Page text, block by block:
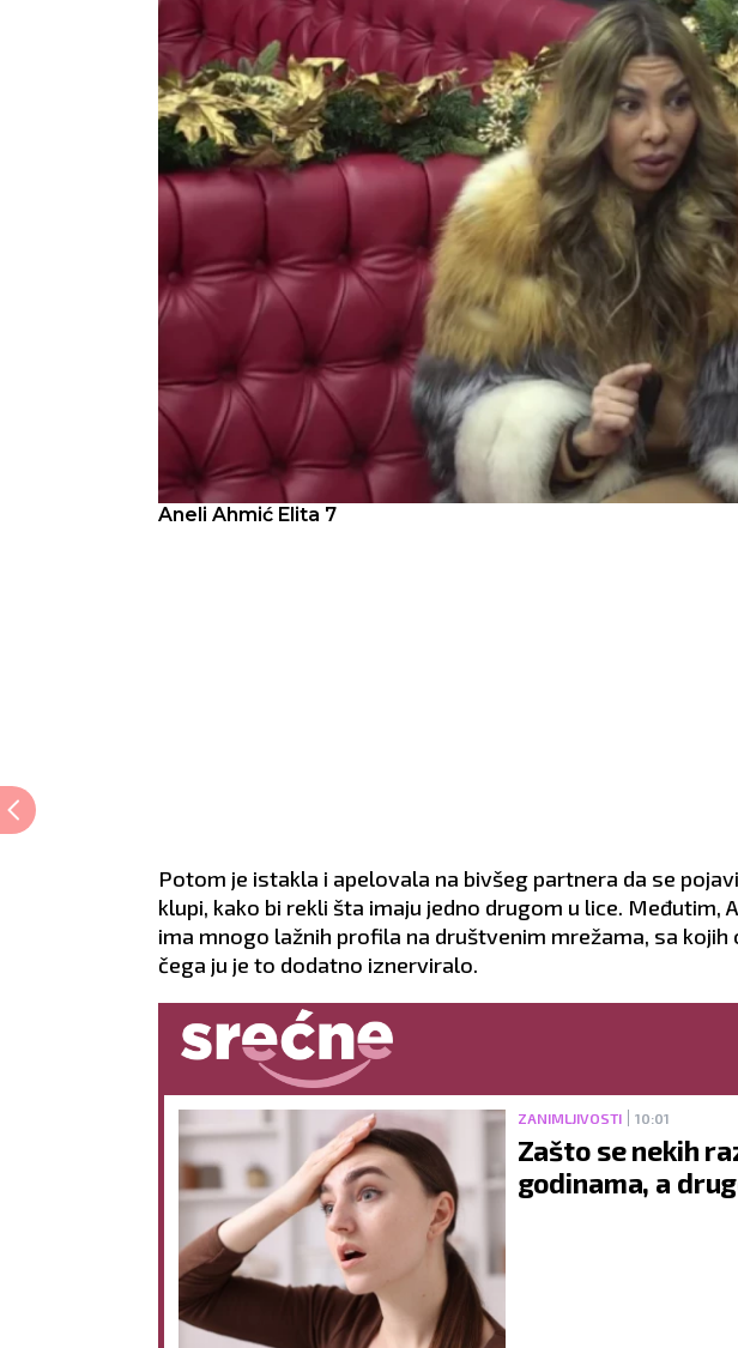
Aneli Ahmić Elita 7
Potom je istakla i apelovala na bivšeg partnera da se
klupi, kako bi rekli šta imaju jedno drugom u lice. Međutim,
ima mnogo lažnih profila na društvenim mrežama, sa
čega ju je to dodatno iznerviralo.
ZANIMLJIVOSTI 10:01
Zašto se nekih
godinama, a